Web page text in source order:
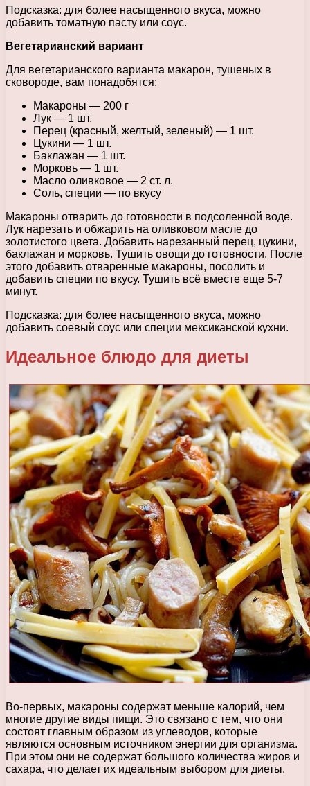
Подсказка: для более насыщенного вкуса, можно
добавить томатную пасту или соус.
Вегетарианский вариант
Для вегетарианского варианта макарон, тушеных в
сковороде, вам понадобятся:
Макароны — 200 г
Лук — 1 шт.
Перец (красный, желтый, зеленый) — 1 шт.
Цукини — 1 шт.
Баклажан — 1 шт.
Морковь — 1 шт.
Масло оливковое — 2 ст. л.
Соль, специи — по вкусу
Макароны отварить до готовности в подсоленной воде.
Лук нарезать и обжарить на оливковом масле до
золотистого цвета. Добавить нарезанный перец, цукини,
баклажан и морковь. Тушить овощи до готовности. После
этого добавить отваренные макароны, посолить и
добавить специи по вкусу. Тушить всё вместе еще 5-7
минут.
Подсказка: для более насыщенного вкуса, можно
добавить соевый соус или специи мексиканской кухни.
Идеальное блюдо для диеты
Во-первых, макароны содержат меньше калорий, чем
многие другие виды пищи. Это связано с тем, что они
состоят главным образом из углеводов, которые
являются основным источником энергии для организма.
При этом они не содержат большого количества жиров и
сахара, что делает их идеальным выбором для диеты.